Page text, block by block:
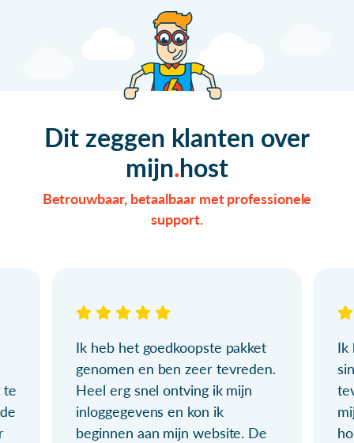
Dit zeggen klanten over
mijn host
Betrouwbaar, betaalbaar met professionele
support.
te
Ik heb het goedkoopste pakket
genomen en ben zeer tevreden.
Heel erg snel ontving ik mijn
inloggegevens en kon ik
beginnen aan mijn website. De
Ik